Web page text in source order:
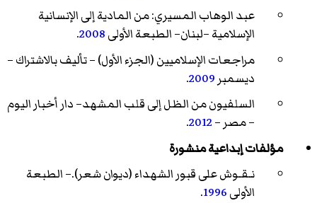
عبد الوهاب المسيري: من المادية إلى الإنسانية
الإسلامية –لبنان– الطبعة الأولى2008
.
مراجعات الإسلاميين (الجزء الأول) – تأليف بالاشتراك –
ديسمبر 2009
.
السلفيون من الظل إلى قلب المشهد– دار أخبار اليوم
– مصر –2012
.
مؤلفات إبداعية منشورة
نـقـوش على قبور الشهداء (ديوان شعر).– الطبعة
الأولى1996
.